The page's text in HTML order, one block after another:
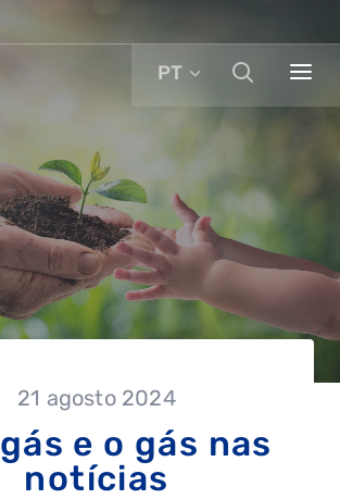
PT
21 agosto 2024
e o gás nas
notícias